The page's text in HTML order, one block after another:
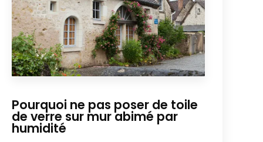
Pourquoi ne pas poser de toile
de verre sur mur abimé par
humidité